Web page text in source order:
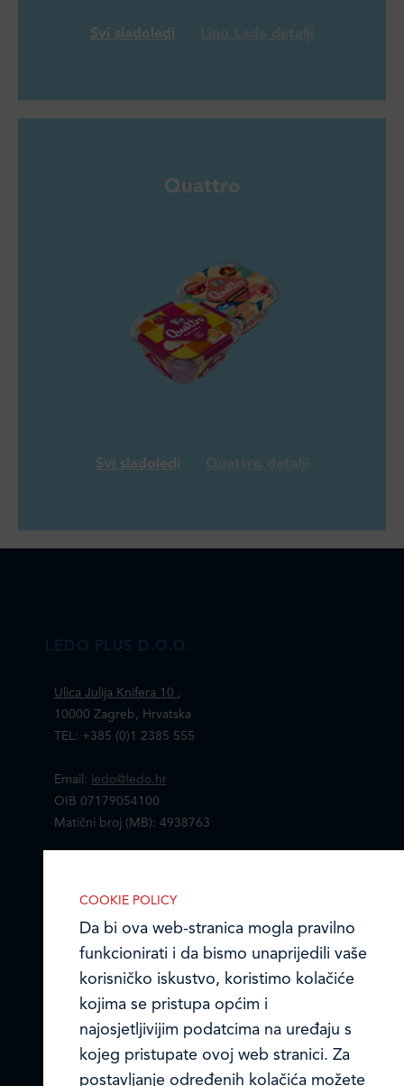
Svi sladoledi
Quattro
Svi sladoledi
LEDO PLUS D.O.O.
Ulica Julija Knifera 10 ,
10000 Zagreb, Hrvatska
TEL: +385 (0)1 2385 555
Email:
ledo@ledo.hr
OIB 07179054100
Matični broj (MB): 4938763
Ledo u inozemstvu
Online formular
Obavijest o Privatnosti i Kolačići
Privacy notice and Cookies
COOKIE POLICY
Da bi ova web-stranica mogla pravilno
funkcionirati i da bismo unaprijedili vaše
korisničko iskustvo, koristimo kolačiće
kojima se pristupa općim i
najosjetljivijim podatcima na uređaju s
kojeg pristupate ovoj web stranici. Za
postavljanje određenih kolačića možete
IZABERITE KOLAČIĆE NA STRANICI
Omogućite ili onemogućite web-
stranici upotrebu funkcionalnih i/ili
reklamnih kolačića opisanih u nastavku: